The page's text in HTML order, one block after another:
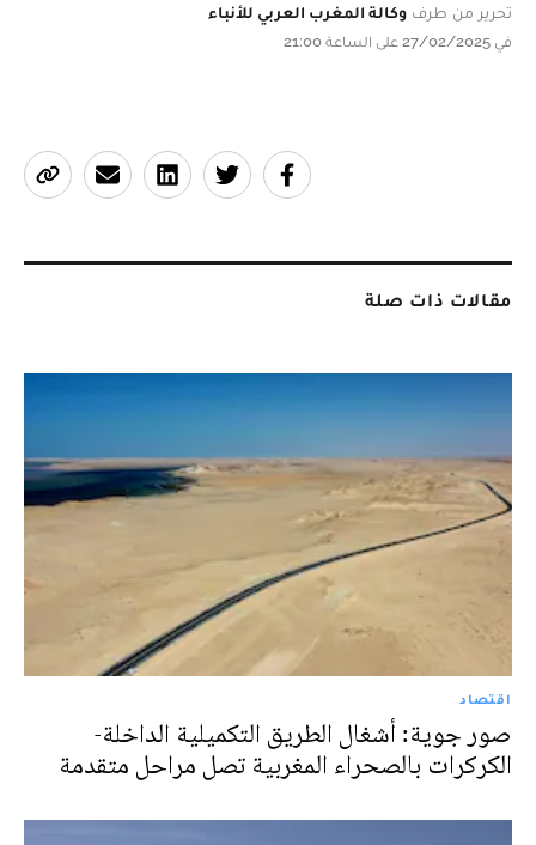
تحرير من طرف وكالة المغرب العربي للأنباء
في 27/02/2025 على الساعة 21:00
مقالات ذات صلة
اقتصاد
صور جوية: أشغال الطريق التكميلية الداخلة-
الكركرات بالصحراء المغربية تصل مراحل متقدمة